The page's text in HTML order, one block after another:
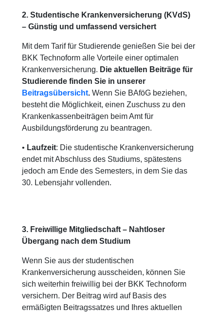
2. Studentische Krankenversicherung (KVdS)
– Günstig und umfassend versichert
Mit dem Tarif für Studierende genießen Sie bei der
BKK Technoform alle Vorteile einer optimalen
Krankenversicherung. Die aktuellen Beiträge für
Studierende finden Sie in unserer
Beitragsübersicht. Wenn Sie BAföG beziehen,
besteht die Möglichkeit, einen Zuschuss zu den
Krankenkassenbeiträgen beim Amt für
Ausbildungsförderung zu beantragen.
• Laufzeit: Die studentische Krankenversicherung
endet mit Abschluss des Studiums, spätestens
jedoch am Ende des Semesters, in dem Sie das
30. Lebensjahr vollenden.
3. Freiwillige Mitgliedschaft – Nahtloser
Übergang nach dem Studium
Wenn Sie aus der studentischen
Krankenversicherung ausscheiden, können Sie
sich weiterhin freiwillig bei der BKK Technoform
versichern. Der Beitrag wird auf Basis des
ermäßigten Beitragssatzes und Ihres aktuellen